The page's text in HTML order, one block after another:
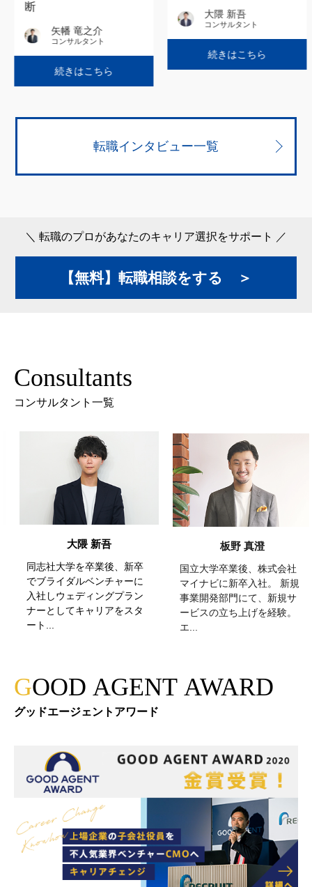
続きはこちら
ージャーに昇
コンサルタ
続きはこ
転職インタビュー一覧
＼ 転職のプロがあなたのキャリア選択をサポート ／
【無料】転職相談をする ＞
Consultants
コンサルタント一覧
後、新卒
チャーに
グプラン
アをスタ
国立大学卒業後、株式会社
マイナビに新卒入社。 新規
事業開発部門にて、新規サ
ービスの立ち上げを経験。
高校卒業後、米
の留学を経て、
クルートに新卒
企画営業として
GOOD AGENT AWARD
グッドエージェントアワード